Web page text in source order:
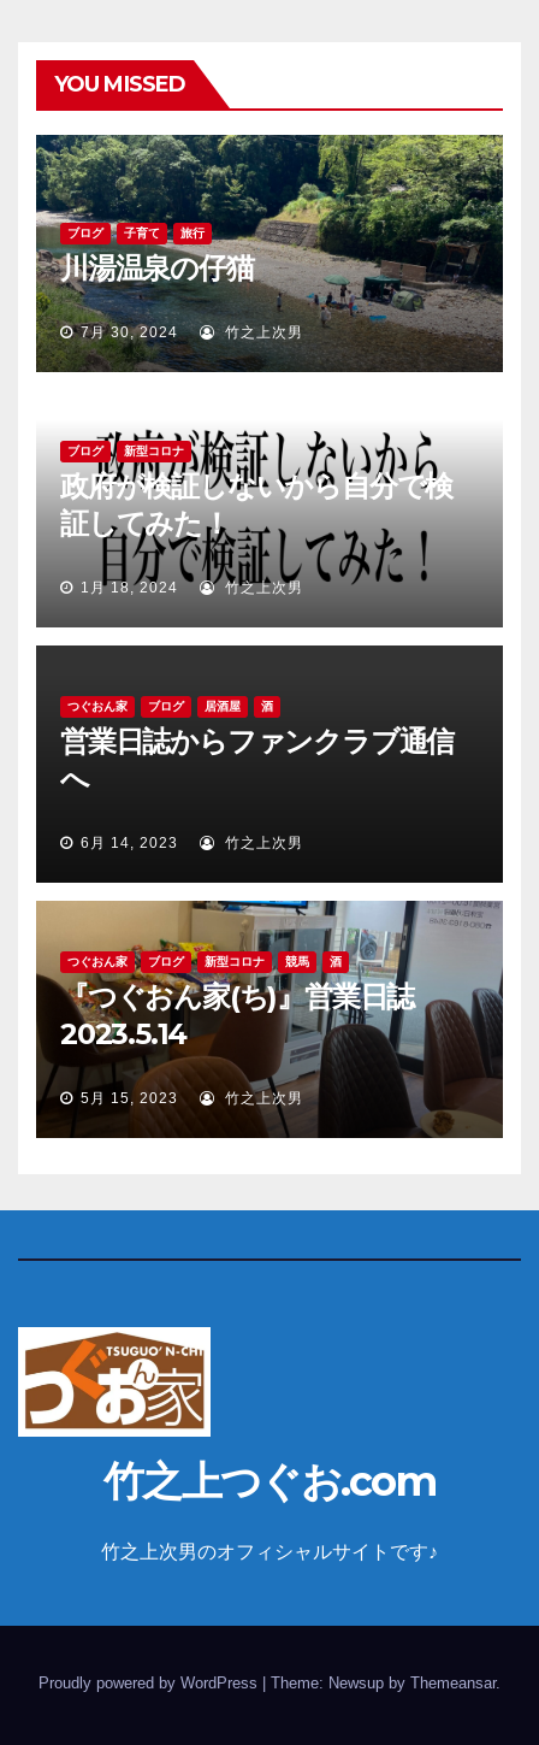
YOU MISSED
ブログ 子育て 旅行
川湯温泉の仔猫
7月 30, 2024 竹之上次男
ブログ 新型コロナ
政府が検証しないから自分で検
証してみた！
1月 18, 2024 竹之上次男
つぐおん家 ブログ 居酒屋 酒
営業日誌からファンクラブ通信
へ
6月 14, 2023 竹之上次男
つぐおん家 ブログ 新型コロナ 競馬 酒
『つぐおん家(ち)』営業日誌
2023.5.14
5月 15, 2023 竹之上次男
竹之上つぐお.com
竹之上次男のオフィシャルサイトです♪
Proudly powered by WordPress Theme: Newsup by Themeansar.